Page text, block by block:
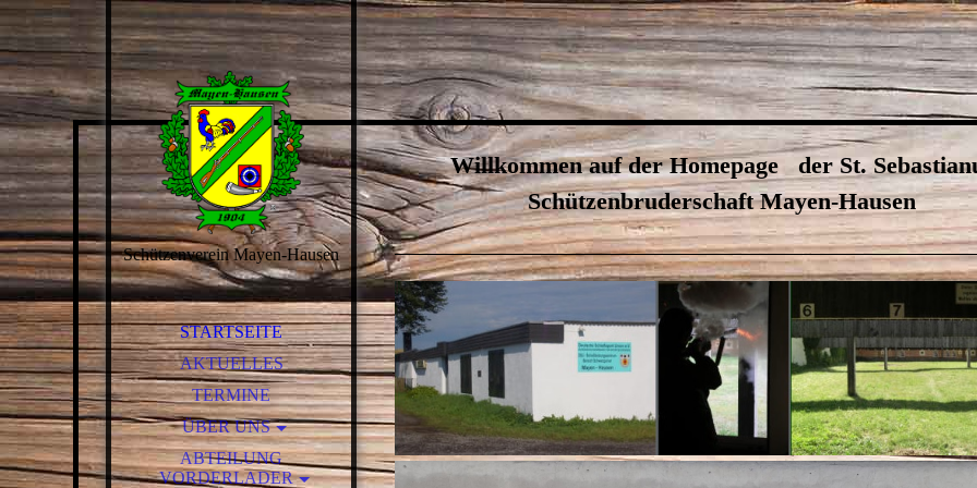
Schützenverein Mayen-Hausen
STARTSEITE
AKTUELLES
TERMINE
ÜBER UNS
UNSER SCHIESSSTAND
ABTEILUNG
VORDERLADER
Willkommen auf der Homepageder St.
Schützenbruderschaft Mayen-Hausen